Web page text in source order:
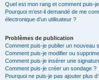
Quel est mon rang et comment puis-
Pourquoi m’est-il demandé de me
électronique d’un utilisateur ?
Problèmes de publication
Comment puis-je publier un nouveau
Comment puis-je modifier ou
Comment puis-je insérer une
Comment puis-je créer un sondage ?
Pourquoi ne puis-je pas ajouter plus